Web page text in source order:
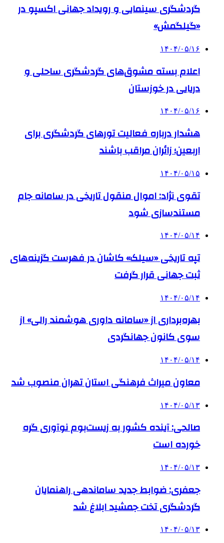
گردشگری سینمایی و رویداد جهانی اکسپو در
«گیلگمش»
۱۴۰۴/۰۵/۱۶
اعلام بسته مشوق‌های گردشگری ساحلی و
دریایی در خوزستان
۱۴۰۴/۰۵/۱۶
هشدار درباره فعالیت تورهای گردشگری برای
اربعین؛ زائران مراقب باشند
۱۴۰۴/۰۵/۱۵
تقوی نژاد: اموال منقول تاریخی در سامانه جام
مستندسازی شود
۱۴۰۴/۰۵/۱۴
تپه تاریخی «سیلک» کاشان در فهرست گزینه‌های
ثبت جهانی قرار گرفت
۱۴۰۴/۰۵/۱۴
بهره‌برداری از «سامانه داوری هوشمند رالی» از
سوی کانون جهانگردی
۱۴۰۴/۰۵/۱۴
معاون میراث فرهنگی استان تهران منصوب شد
۱۴۰۴/۰۵/۱۳
صالحی: آینده کشور به زیست‌بوم نوآوری گره
خورده است
۱۴۰۴/۰۵/۱۳
جعفری: ضوابط جدید ساماندهی راهنمایان
گردشگری تخت جمشید ابلاغ شد
۱۴۰۴/۰۵/۱۳